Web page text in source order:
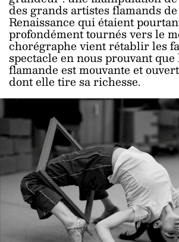
des grands artistes flamands
Renaissance qui étaient
profondément tournés vers le
chorégraphe vient rétablir les
spectacle en nous prouvant que
flamande est mouvante et
dont elle tire sa richesse.